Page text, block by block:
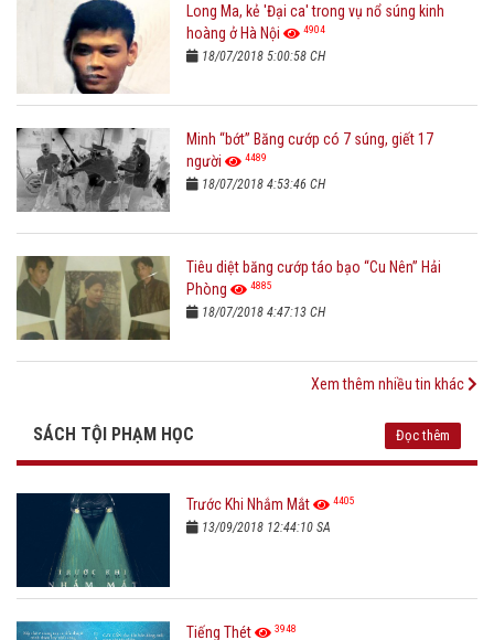
Long Ma, kẻ 'Đại ca' trong vụ nổ súng kinh
hoàng ở Hà Nội
4904
18/07/2018 5:00:58 CH
Minh “bớt” Băng cướp có 7 súng, giết 17
người
4489
18/07/2018 4:53:46 CH
Tiêu diệt băng cướp táo bạo “Cu Nên” Hải
Phòng
4885
18/07/2018 4:47:13 CH
Xem thêm nhiều tin khác
SÁCH TỘI PHẠM HỌC Đọc thêm
Trước Khi Nhắm Mắt 4405
13/09/2018 12:44:10 SA
Tiếng Thét 3948